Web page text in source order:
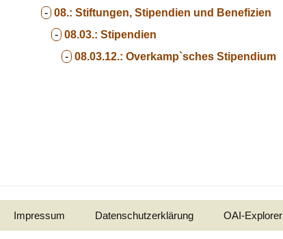
- 08.: Stiftungen, Stipendien und Benefizien
- 08.03.: Stipendien
- 08.03.12.: Overkamp`sches Stipendium
Impressum Datenschutzerklärung OAI-Explorer